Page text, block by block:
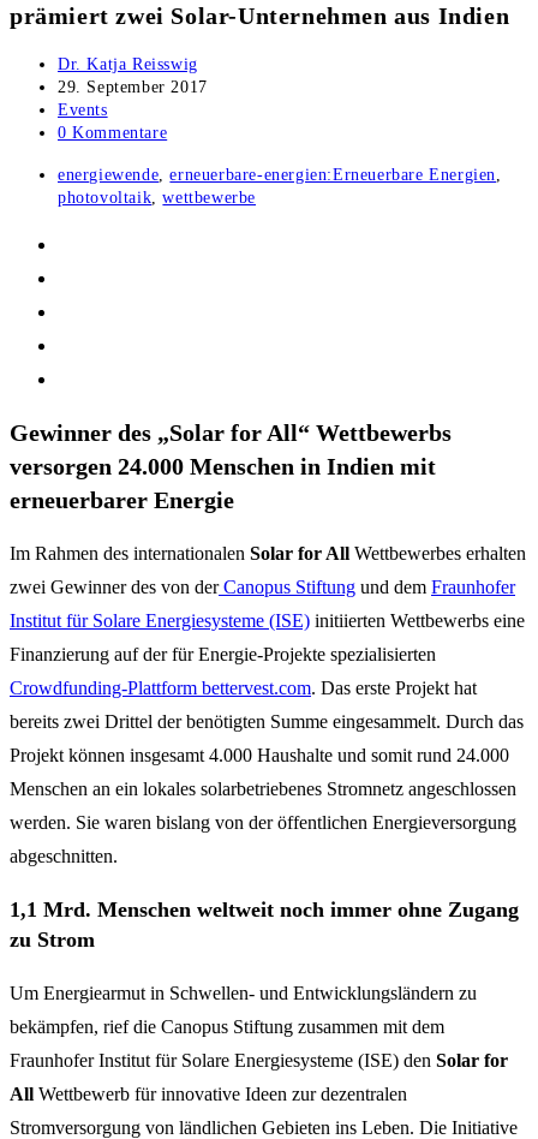
prämiert zwei Solar-Unternehmen aus Indien
Beitrags-
Autor:
Dr. Katja Reisswig
Beitrag
veröffentlicht:
29. September 2017
Beitrags-
Kategorie:
Events
Beitrags-
0 Kommentare
Post
tag:
energiewende erneuerbare-energien:Erneuerbare Energien
photovoltaik
wettbewerbe
Gewinner des „Solar for All“ Wettbewerbs
versorgen 24.000 Menschen in Indien mit
erneuerbarer Energie
Im Rahmen des internationalen Solar for All Wettbewerbes erhalten
zwei Gewinner des von derCanopus Stiftung und dem Fraunhofer
Institut für Solare Energiesysteme (ISE) initiierten Wettbewerbs eine
Finanzierung auf der für Energie-Projekte spezialisierten
Crowdfunding-Plattform bettervest.com. Das erste Projekt hat
bereits zwei Drittel der benötigten Summe eingesammelt. Durch das
Projekt können insgesamt 4.000 Haushalte und somit rund 24.000
Menschen an ein lokales solarbetriebenes Stromnetz angeschlossen
werden. Sie waren bislang von der öffentlichen Energieversorgung
abgeschnitten.
1,1 Mrd. Menschen weltweit noch immer ohne Zugang
zu Strom
Um Energiearmut in Schwellen- und Entwicklungsländern zu
bekämpfen, rief die Canopus Stiftung zusammen mit dem
Fraunhofer Institut für Solare Energiesysteme (ISE) den Solar for
All Wettbewerb für innovative Ideen zur dezentralen
Stromversorgung von ländlichen Gebieten ins Leben. Die Initiative